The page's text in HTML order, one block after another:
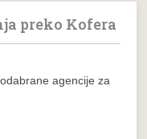
preko Kofera
agencije za